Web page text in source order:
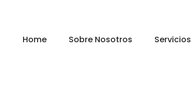
Home Sobre Nosotros Servicios